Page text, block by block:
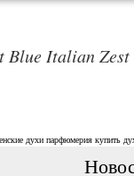
Blue Italian
духи парфюмерия купить